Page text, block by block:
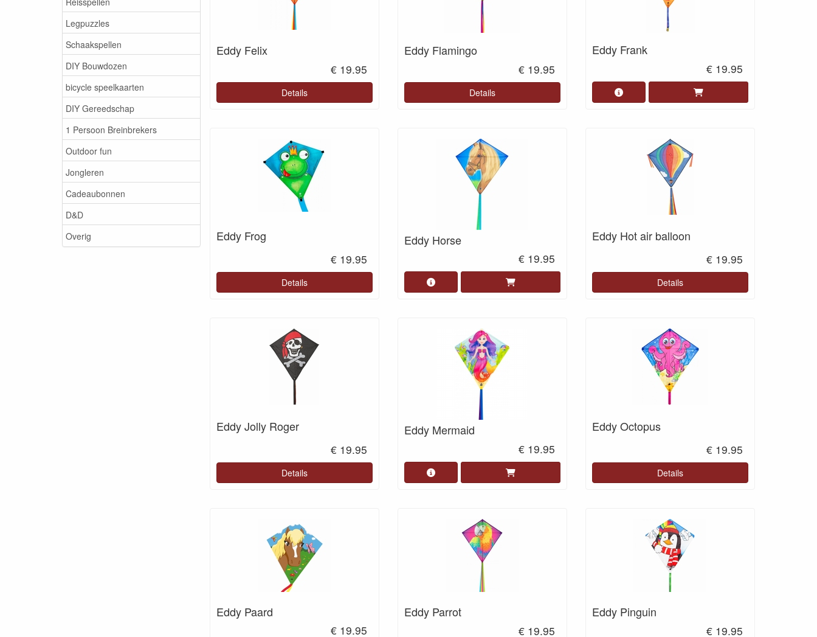
Legpuzzles
Schaakspellen
DIY Bouwdozen
bicycle speelkaarten
DIY Gereedschap
1 Persoon Breinbrekers
Outdoor fun
Jongleren
Cadeaubonnen
D&D
Overig
Eddy Felix
€ 19.95
Details
Eddy Flamingo
€ 19.95
Details
Eddy Frank
€ 19.95
Eddy Frog
€ 19.95
Details
Eddy Horse
€ 19.95
Eddy Hot air balloon
€ 19.95
Details
Eddy Jolly Roger
€ 19.95
Details
Eddy Mermaid
€ 19.95
Eddy Octopus
€ 19.95
Details
Eddy Paard
€ 19.95
Eddy Parrot
€ 19.95
Eddy Pinguin
€ 19.95